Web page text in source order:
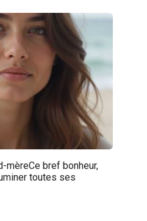
mèreCe bref bonheur,
toutes ses